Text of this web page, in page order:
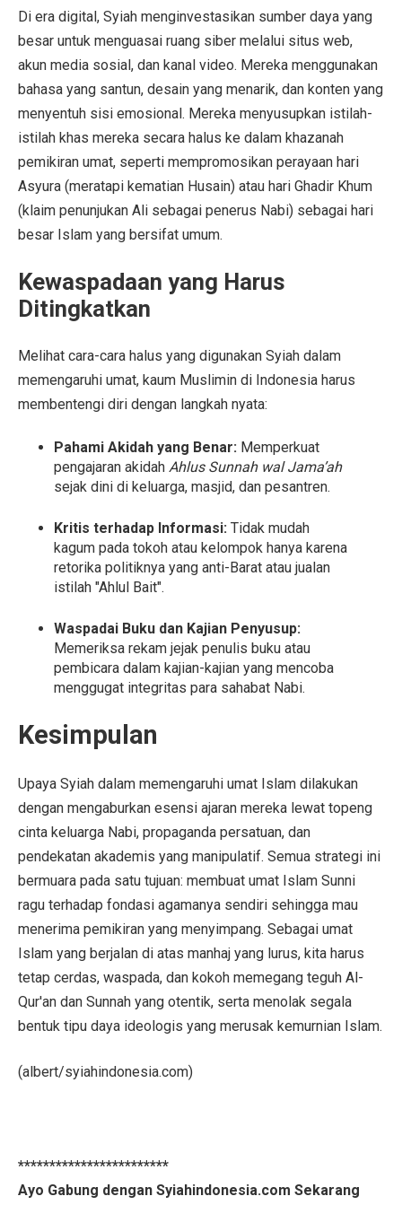
Di era digital, Syiah menginvestasikan sumber daya yang
besar untuk menguasai ruang siber melalui situs web,
akun media sosial, dan kanal video. Mereka menggunakan
bahasa yang santun, desain yang menarik, dan konten yang
menyentuh sisi emosional. Mereka menyusupkan istilah-
istilah khas mereka secara halus ke dalam khazanah
pemikiran umat, seperti mempromosikan perayaan hari
Asyura (meratapi kematian Husain) atau hari Ghadir Khum
(klaim penunjukan Ali sebagai penerus Nabi) sebagai hari
besar Islam yang bersifat umum.
Kewaspadaan yang Harus
Ditingkatkan
Melihat cara-cara halus yang digunakan Syiah dalam
memengaruhi umat, kaum Muslimin di Indonesia harus
membentengi diri dengan langkah nyata:
Pahami Akidah yang Benar: Memperkuat
pengajaran akidah Ahlus Sunnah wal Jama’ah
sejak dini di keluarga, masjid, dan pesantren.
Kritis terhadap Informasi: Tidak mudah
kagum pada tokoh atau kelompok hanya karena
retorika politiknya yang anti-Barat atau jualan
istilah "Ahlul Bait".
Waspadai Buku dan Kajian Penyusup:
Memeriksa rekam jejak penulis buku atau
pembicara dalam kajian-kajian yang mencoba
menggugat integritas para sahabat Nabi.
Kesimpulan
Upaya Syiah dalam memengaruhi umat Islam dilakukan
dengan mengaburkan esensi ajaran mereka lewat topeng
cinta keluarga Nabi, propaganda persatuan, dan
pendekatan akademis yang manipulatif. Semua strategi ini
bermuara pada satu tujuan: membuat umat Islam Sunni
ragu terhadap fondasi agamanya sendiri sehingga mau
menerima pemikiran yang menyimpang. Sebagai umat
Islam yang berjalan di atas manhaj yang lurus, kita harus
tetap cerdas, waspada, dan kokoh memegang teguh Al-
Qur'an dan Sunnah yang otentik, serta menolak segala
bentuk tipu daya ideologis yang merusak kemurnian Islam.
(albert/syiahindonesia.com)
************************
Ayo Gabung dengan Syiahindonesia.com Sekarang